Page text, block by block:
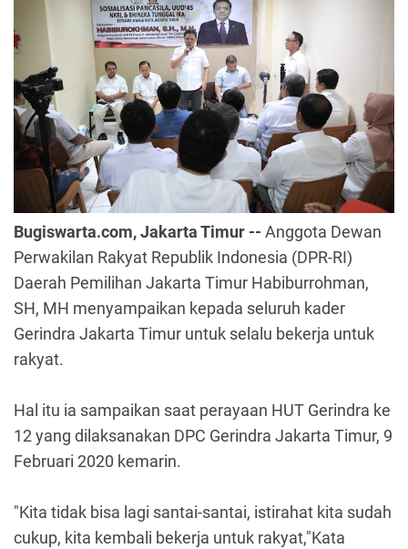
Bugiswarta.com, Jakarta Timur -- Anggota Dewan
Perwakilan Rakyat Republik Indonesia (DPR-RI)
Daerah Pemilihan Jakarta Timur Habiburrohman,
SH, MH menyampaikan kepada seluruh kader
Gerindra Jakarta Timur untuk selalu bekerja untuk
rakyat.
Hal itu ia sampaikan saat perayaan HUT Gerindra ke
12 yang dilaksanakan DPC Gerindra Jakarta Timur, 9
Februari 2020 kemarin.
"Kita tidak bisa lagi santai-santai, istirahat kita sudah
cukup, kita kembali bekerja untuk rakyat,"Kata